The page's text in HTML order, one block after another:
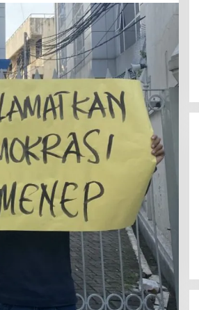
BBM Pertalite di Sumenep Mulai
Langkah